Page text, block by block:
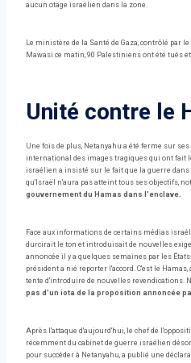
aucun otage israélien dans la zone.
Le ministère de la Santé de Gaza, contrôlé par
Mawasi ce matin, 90 Palestiniens ont été tués
Unité contre le
Une fois de plus, Netanyahu a été ferme sur
international des images tragiques qui ont fait
israélien a insisté sur le fait que la guerre dans
qu'Israël n'aura pas atteint tous ses objectifs,
gouvernement du Hamas dans l'enclave.
Face aux informations de certains médias
durcirait le ton et introduisait de nouvelles
annoncée il y a quelques semaines par les
président a nié reporter l'accord. C'est le
tente d'introduire de nouvelles revendications.
pas d’un iota de la proposition annoncée
Après l'attaque d'aujourd'hui, le chef de
récemment du cabinet de guerre israélien
pour succéder à Netanyahu, a publié une